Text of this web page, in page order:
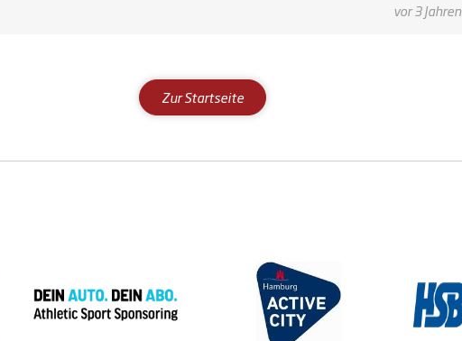
vor 3 Jahren
Zur Startseite